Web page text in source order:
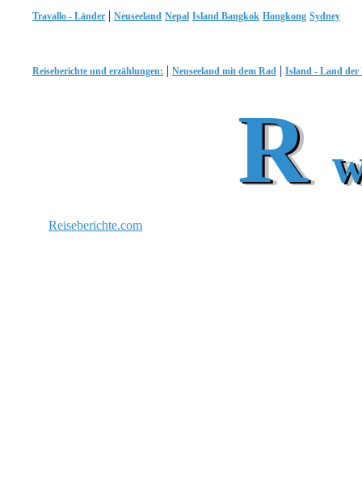
Reiseberichte.com
R
R
R
R
Travallo - Länder | Neuseeland Nepal Island Bangkok Hongkong Sydney
Reiseberichte und erzählungen: | Neuseeland mit dem Rad | Island - Land der